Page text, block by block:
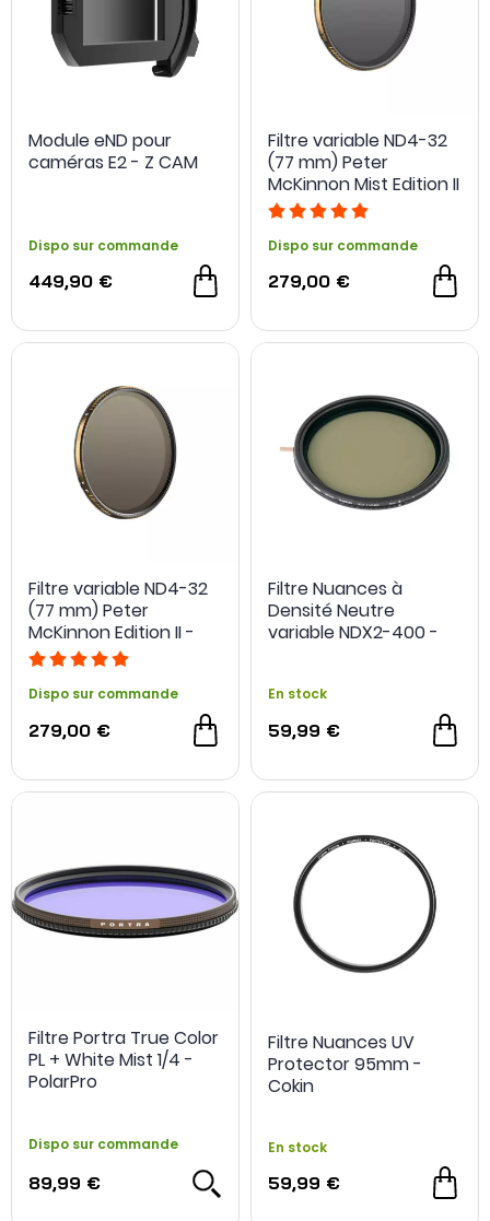
Module eND pour
caméras E2 - Z CAM
Dispo sur commande
449,90 €
Filtre variable ND4-32
(77 mm) Peter
McKinnon Mist Edition II
- PolarPro
Dispo sur commande
279,00 €
Filtre variable ND4-32
(77 mm) Peter
McKinnon Edition II -
PolarPro
Dispo sur commande
279,00 €
Filtre Nuances à
Densité Neutre
variable NDX2-400 -
En stock
59,99 €
Filtre Portra True Color
PL + White Mist 1/4 -
PolarPro
Dispo sur commande
89,99 €
Filtre Nuances UV
Protector 95mm -
Cokin
En stock
59,99 €